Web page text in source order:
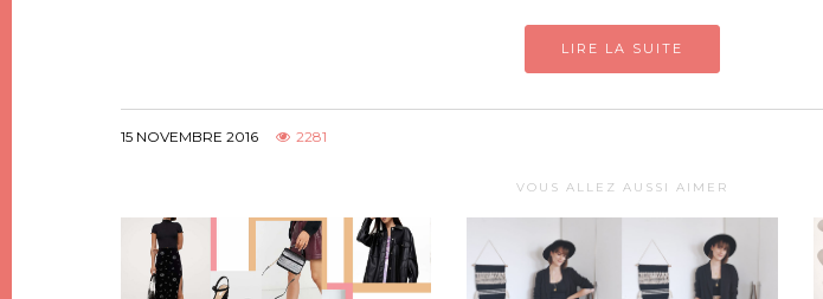
LIRE LA SUITE
15 NOVEMBRE 2016 2281
VOUS ALLEZ AUSSI AIMER